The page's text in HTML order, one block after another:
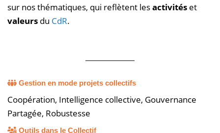
sur nos thématiques, qui reflètent lesactivités et
valeurs du CdR.
Gestion en mode projets collectifs
Coopération, Intelligence collective, Gouvernance
Partagée, Robustesse
Outils dans le Collectif